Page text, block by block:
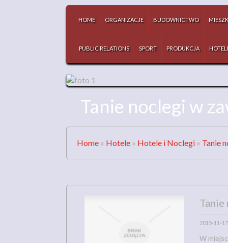
HOME ORGANIZACJE BUDOWNICTWO
PUBLIC RELATIONS SPORT PRODUKCJA
Tanie noclegi w
Home » Hotele » Hotele i Noclegi » Tanie
Tanie
2015-11-17
W